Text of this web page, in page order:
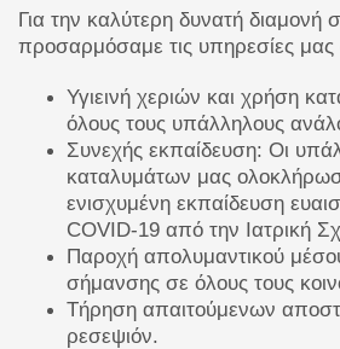
Για την καλύτερη δυνατή διαμονή
προσαρμόσαμε τις υπηρεσίες
Υγιεινή χεριών και χρήση
όλους τους υπάλληλους
Συνεχής εκπαίδευση: Οι
καταλυμάτων μας
ενισχυμένη εκπαίδευση
COVID-19 από την Ιατρική
Παροχή απολυμαντικού
σήμανσης σε όλους τους
Τήρηση απαιτούμενων
ρεσεψιόν.